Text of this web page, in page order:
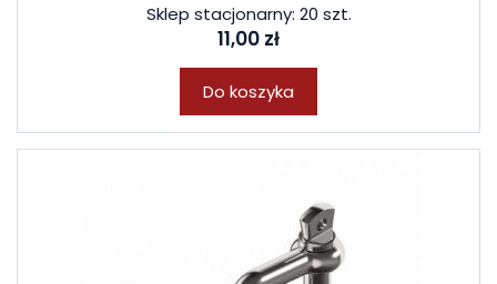
Sklep stacjonarny: 20 szt.
11,00 zł
Do koszyka